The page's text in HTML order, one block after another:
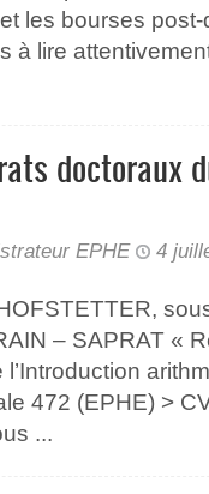
les bourses
à lire
doctoraux
EPHE
4
– SAPRAT «
l’Introduction
472 (EPHE) >
...